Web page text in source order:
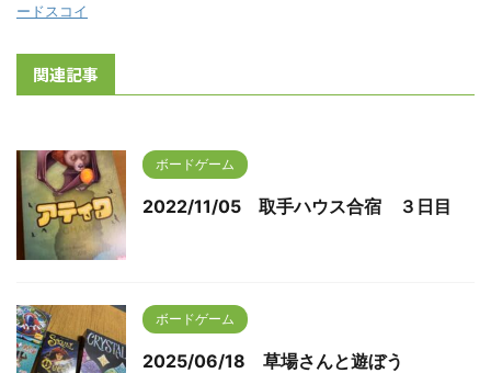
ードスコイ
関連記事
ボードゲーム
2022/11/05 取手ハウス合宿 ３日目
ボードゲーム
2025/06/18 草場さんと遊ぼう